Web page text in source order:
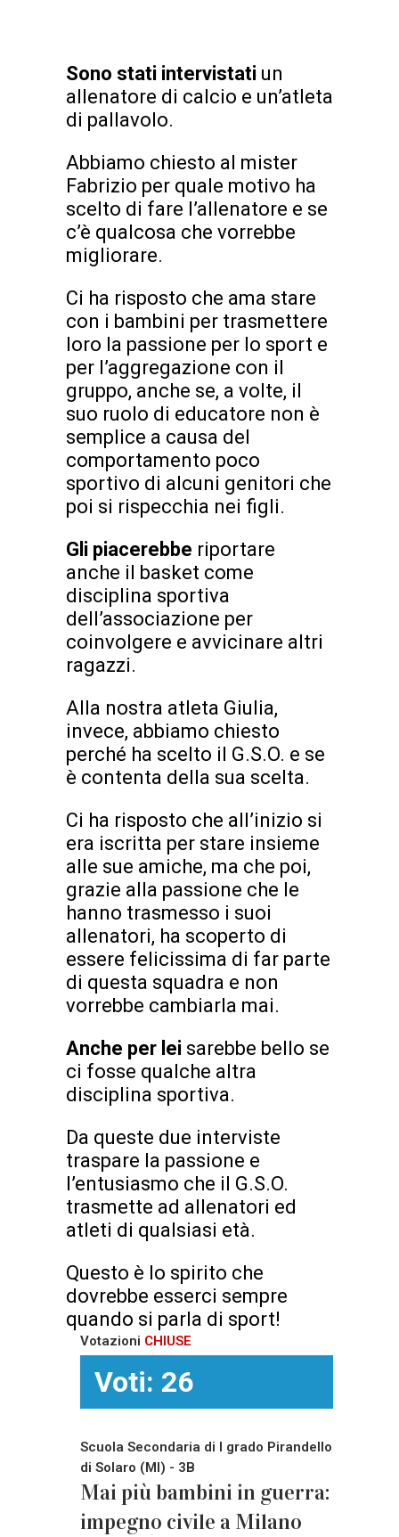
Sono stati intervistati un
allenatore di calcio e un’atleta
di pallavolo.
Abbiamo chiesto al mister
Fabrizio per quale motivo ha
scelto di fare l’allenatore e se
c’è qualcosa che vorrebbe
migliorare.
Ci ha risposto che ama stare
con i bambini per trasmettere
loro la passione per lo sport e
per l’aggregazione con il
gruppo, anche se, a volte, il
suo ruolo di educatore non è
semplice a causa del
comportamento poco
sportivo di alcuni genitori che
poi si rispecchia nei figli.
Gli piacerebbe riportare
anche il basket come
disciplina sportiva
dell’associazione per
coinvolgere e avvicinare altri
ragazzi.
Alla nostra atleta Giulia,
invece, abbiamo chiesto
perché ha scelto il G.S.O. e se
è contenta della sua scelta.
Ci ha risposto che all’inizio si
era iscritta per stare insieme
alle sue amiche, ma che poi,
grazie alla passione che le
hanno trasmesso i suoi
allenatori, ha scoperto di
essere felicissima di far parte
di questa squadra e non
vorrebbe cambiarla mai.
Anche per lei sarebbe bello se
ci fosse qualche altra
disciplina sportiva.
Da queste due interviste
traspare la passione e
l’entusiasmo che il G.S.O.
trasmette ad allenatori ed
atleti di qualsiasi età.
Questo è lo spirito che
dovrebbe esserci sempre
quando si parla di sport!
Votazioni CHIUSE
Voti: 26
Scuola Secondaria di I grado Pirandello
di Solaro (MI) - 3B
Mai più bambini in guerra:
impegno civile a Milano